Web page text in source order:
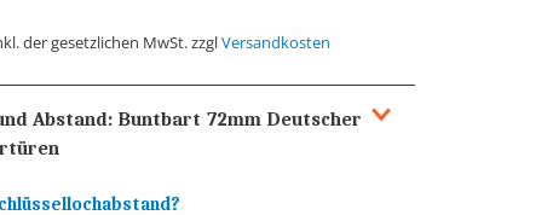
der gesetzlichen MwSt. zzglVersandkosten
Abstand: Buntbart 72mm Deutscher